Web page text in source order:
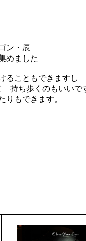
ン・辰
めました
こともできますし
持ち歩くのもいいで
りもできます。